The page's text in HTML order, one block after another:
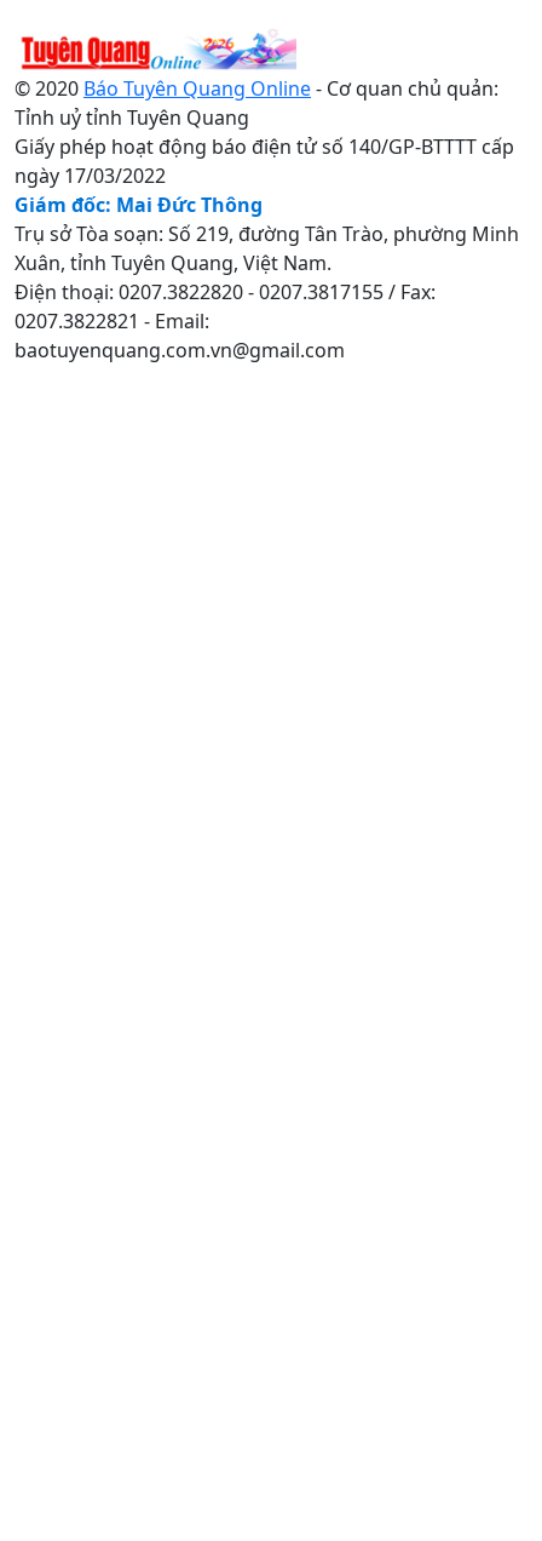
© 2020 Báo Tuyên Quang Online- Cơ quan chủ quản:
Tỉnh uỷ tỉnh Tuyên Quang
Giấy phép hoạt động báo điện tử số 140/GP-BTTTT cấp
ngày 17/03/2022
Giám đốc: Mai Đức Thông
Trụ sở Tòa soạn: Số 219, đường Tân Trào, phường Minh
Xuân, tỉnh Tuyên Quang, Việt Nam.
Điện thoại: 0207.3822820 - 0207.3817155 / Fax:
0207.3822821 - Email:
baotuyenquang.com.vn@gmail.com